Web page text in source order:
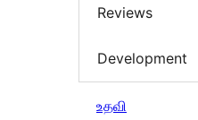
Reviews
Development
உதவி